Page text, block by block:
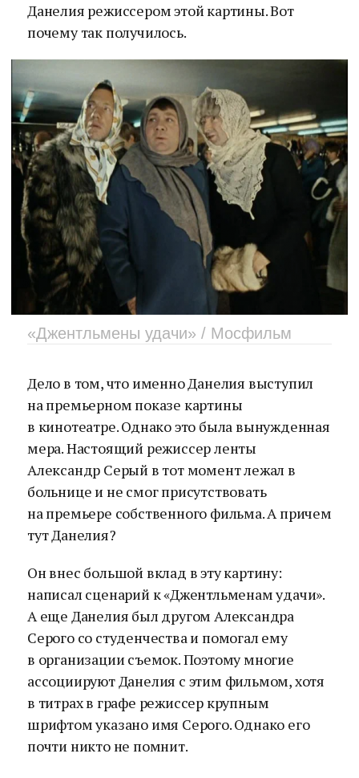
Данелия режиссером этой картины. Вот
почему так получилось.
«Джентльмены удачи» / Мосфильм
Дело в том, что именно Данелия выступил
на премьерном показе картины
в кинотеатре. Однако это была вынужденная
мера. Настоящий режиссер ленты
Александр Серый в тот момент лежал в
больнице и не смог присутствовать
на премьере собственного фильма. А причем
тут Данелия?
Он внес большой вклад в эту картину:
написал сценарий к «Джентльменам удачи».
А еще Данелия был другом Александра
Серого со студенчества и помогал ему
в организации съемок. Поэтому многие
ассоциируют Данелия с этим фильмом, хотя
в титрах в графе режиссер крупным
шрифтом указано имя Серого. Однако его
почти никто не помнит.